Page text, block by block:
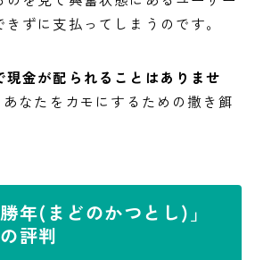
ずに支払ってしまうのです。
現金が配られることはありませ
なたをカモにするための撒き餌
年(まどのかつとし)」
評判